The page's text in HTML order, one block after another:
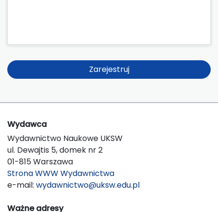
Zarejestruj
Wydawca
Wydawnictwo Naukowe UKSW
ul. Dewajtis 5, domek nr 2
01-815 Warszawa
Strona WWW Wydawnictwa
e-mail: wydawnictwo@uksw.edu.pl
Ważne adresy